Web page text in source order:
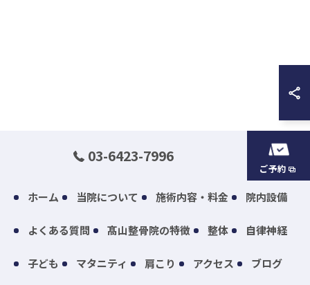
03-6423-7996
ご予約
ホーム 当院について 施術内容・料金 院内設備
よくある質問 髙山整骨院の特徴 整体 自律神経
子ども マタニティ 肩こり アクセス ブログ